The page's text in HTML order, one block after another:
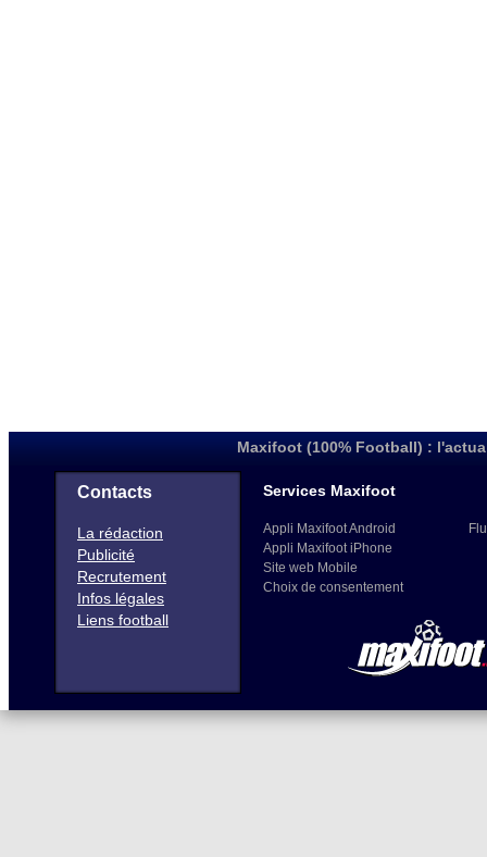
Maxifoot (100% Football) :
Contacts
La rédaction
Publicité
Recrutement
Infos légales
Liens football
Services Maxifoot
Appli Maxifoot Android
Appli Maxifoot iPhone
Site web Mobile
Choix de consentement